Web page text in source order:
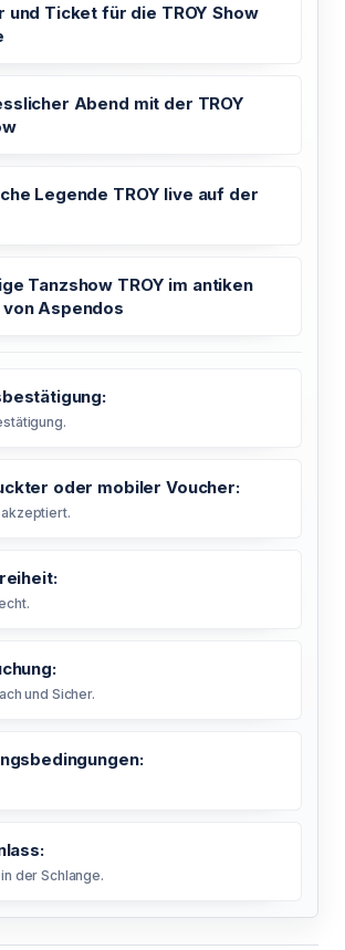
und Ticket für die TROY Show
Abend mit der TROY
Legende TROY live auf der
Tanzshow TROY im antiken
Aspendos
oder mobiler Voucher:
und Sicher.
der Schlange.